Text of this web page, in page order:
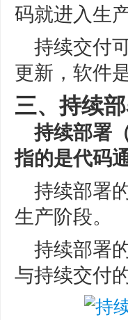
码就进入生
持续交付
更新，软件
三、持续
持续部署
指的是代码
持续部署
生产阶段。
持续部署
与持续交付